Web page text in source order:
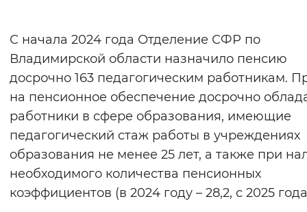
Цвет сайта
Монохромный Инверсивный
Синий фон
Изображения
Включены Выключены
С начала 2024 года Отделение СФР по
Владимирской области назначило пенсию
досрочно 163 педагогическим работникам.
на пенсионное обеспечение досрочно
работники в сфере образования, имеющие
педагогический стаж работы в учреждениях
образования не менее 25 лет, а также при
необходимого количества пенсионных
коэффициентов (в 2024 году – 28,2, с 2025